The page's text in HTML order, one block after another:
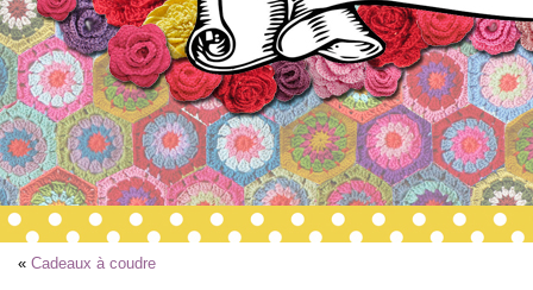
« Cadeaux à coudre